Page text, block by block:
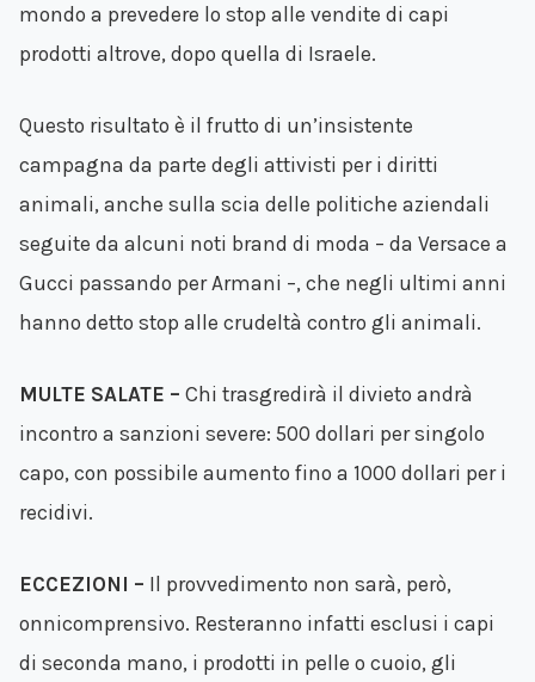
mondo a prevedere lo stop alle vendite di capi
prodotti altrove, dopo quella di Israele.
Questo risultato è il frutto di un’insistente
campagna da parte degli attivisti per i diritti
animali, anche sulla scia delle politiche aziendali
seguite da alcuni noti brand di moda – da Versace a
Gucci passando per Armani –, che negli ultimi anni
hanno detto stop alle crudeltà contro gli animali.
MULTE SALATE – Chi trasgredirà il divieto andrà
incontro a sanzioni severe: 500 dollari per singolo
capo, con possibile aumento fino a 1000 dollari per i
recidivi.
ECCEZIONI – Il provvedimento non sarà, però,
onnicomprensivo. Resteranno infatti esclusi i capi
di seconda mano, i prodotti in pelle o cuoio, gli